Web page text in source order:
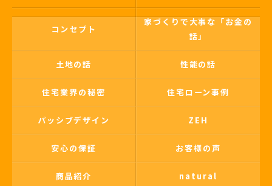
コンセプト
家づくりで大事な「お金の
話」
土地の話 性能の話
住宅業界の秘密 住宅ローン事例
パッシブデザイン ZEH
安心の保証 お客様の声
商品紹介 natural